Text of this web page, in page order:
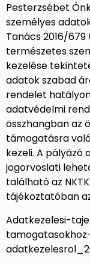
Pesterzsébet
személyes
Tanács 2016/679
természetes
kezelése
adatok szabad
rendelet
adatvédelmi
összhangban az
támogatásra
kezeli. A pályázó
jogorvoslati
található az
tájékoztatóban
Adatkezelesi-